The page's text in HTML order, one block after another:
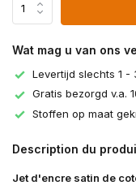
Wat mag u van ons
Levertijd slechts 1 -
Gratis bezorgd v.a.
Stoffen op maat
Description du
Jet d'encre satin de